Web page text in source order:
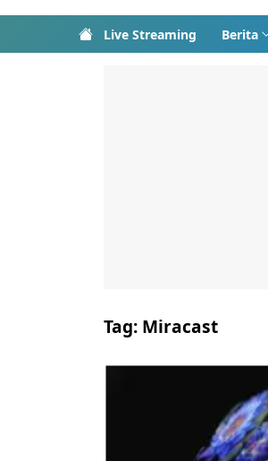
Live Streaming Berita
Tag: Miracast